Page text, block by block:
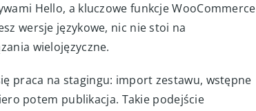
Hello, a kluczowe funkcje WooCommerce
wersje językowe, nic nie stoi na
wielojęzyczne.
praca na stagingu: import zestawu, wstępne
potem publikacja. Takie podejście